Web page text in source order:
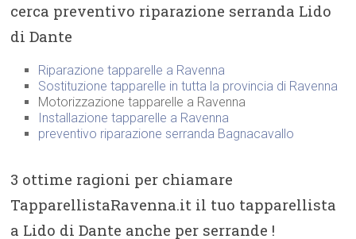
cerca preventivo riparazione serranda Lido
di Dante
Riparazione tapparelle a Ravenna
Sostituzione tapparelle in tutta la provincia di Ravenna
Motorizzazione tapparelle a Ravenna
Installazione tapparelle a Ravenna
preventivo riparazione serranda Bagnacavallo
3 ottime ragioni per chiamare
TapparellistaRavenna.it il tuo tapparellista
a Lido di Dante anche per serrande !